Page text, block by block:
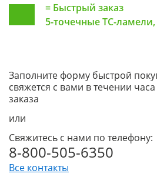
= Быстрый заказ
5-точечные ТС-
Заполните форму быстрой
свяжется с вами в течении
заказа
или
Свяжитесь с нами по телефону:
8-800-505-6350
Все контакты